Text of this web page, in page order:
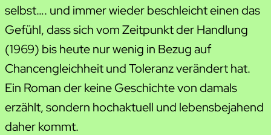
selbst…. und immer wieder beschleicht einen das
Gefühl, dass sich vom Zeitpunkt der Handlung
(1969) bis heute nur wenig in Bezug auf
Chancengleichheit und Toleranz verändert hat.
Ein Roman der keine Geschichte von damals
erzählt, sondern hochaktuell und lebensbejahend
daher kommt.